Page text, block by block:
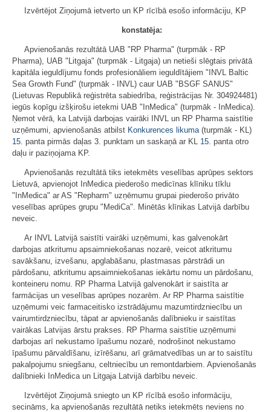
Izvērtējot Ziņojumā ietverto un KP rīcībā esošo informāciju, KP
konstatēja:
Apvienošanās rezultātā UAB "RP Pharma" (turpmāk - RP
Pharma), UAB "Litgaja" (turpmāk - Litgaja) un netieši slēgtais privātā
kapitāla ieguldījumu fonds profesionāliem ieguldītājiem "INVL Baltic
Sea Growth Fund" (turpmāk - INVL) caur UAB "BSGF SANUS"
(Lietuvas Republikā reģistrēta sabiedrība, reģistrācijas Nr. 304924481)
iegūs kopīgu izšķirošu ietekmi UAB "InMedica" (turpmāk - InMedica).
Ņemot vērā, ka Latvijā darbojas vairāki INVL un RP Pharma saistītie
uzņēmumi, apvienošanās atbilst Konkurences likuma(turpmāk - KL)
15. panta pirmās daļas 3. punktam un saskaņā ar KL 15. panta otro
daļu ir paziņojama KP.
Apvienošanās rezultātā tiks ietekmēts veselības aprūpes sektors
Lietuvā, apvienojot InMedica piederošo medicīnas klīniku tīklu
"InMedica" ar AS "Repharm" uzņēmumu grupai piederošo privāto
veselības aprūpes grupu "MediCa". Minētās klīnikas Latvijā darbību
neveic.
Ar INVL Latvijā saistīti vairāki uzņēmumi, kas galvenokārt
darbojas atkritumu apsaimniekošanas nozarē, veicot atkritumu
savākšanu, izvešanu, apglabāšanu, plastmasas pārstrādi un
pārdošanu, atkritumu apsaimniekošanas iekārtu nomu un pārdošanu,
konteineru nomu. RP Pharma Latvijā galvenokārt ir saistīta ar
farmācijas un veselības aprūpes nozarēm. Ar RP Pharma saistītie
uzņēmumi veic farmaceitisko izstrādājumu mazumtirdzniecību un
vairumtirdzniecību, tāpat ar apvienošanās dalībnieku ir saistītas
vairākas Latvijas ārstu prakses. RP Pharma saistītie uzņēmumi
darbojas arī nekustamo īpašumu nozarē, nodrošinot nekustamo
īpašumu pārvaldīšanu, izīrēšanu, arī grāmatvedības un ar to saistītu
pakalpojumu sniegšanu, celtniecību un remontdarbiem. Apvienošanās
dalībnieki InMedica un Litgaja Latvijā darbību neveic.
Izvērtējot Ziņojumā sniegto un KP rīcībā esošo informāciju,
secināms, ka apvienošanās rezultātā netiks ietekmēts neviens no